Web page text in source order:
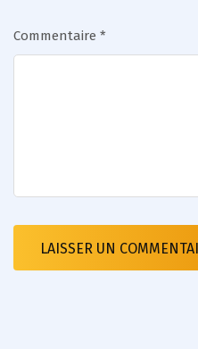
Commentaire *